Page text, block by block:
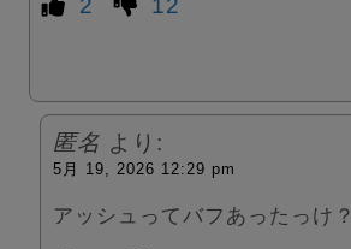
匿名 より:
5月 19, 2026 12:29 pm
アッシュってバフあったっけ？